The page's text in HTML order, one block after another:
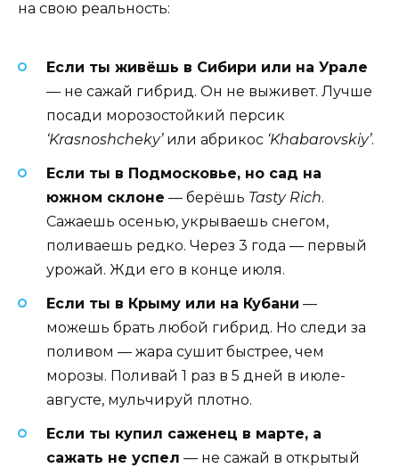
на свою реальность:
Если ты живёшь в Сибири или на Урале
— не сажай гибрид. Он не выживет. Лучше
посади морозостойкий персик
‘Krasnoshcheky’или абрикос ‘Khabarovskiy’.
Если ты в Подмосковье, но сад на
южном склоне — берёшь Tasty Rich.
Сажаешь осенью, укрываешь снегом,
поливаешь редко. Через 3 года — первый
урожай. Жди его в конце июля.
Если ты в Крыму или на Кубани —
можешь брать любой гибрид. Но следи за
поливом — жара сушит быстрее, чем
морозы. Поливай 1 раз в 5 дней в июле-
августе, мульчируй плотно.
Если ты купил саженец в марте, а
сажать не успел — не сажай в открытый